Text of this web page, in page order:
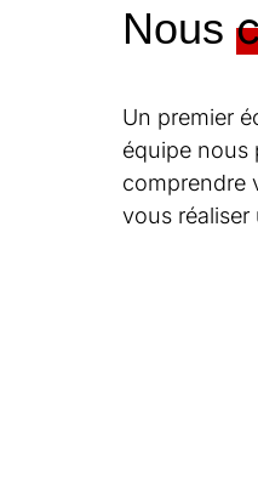
Nous
Un premier
équipe nous
comprendre
vous